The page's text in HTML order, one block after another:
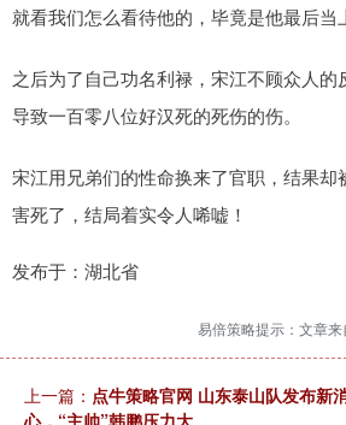
就看我们怎么看待他的，毕竟是他最后当
之后为了自己功名利禄，宋江不顾众人
导致一百零八位好汉死的死伤的伤。
宋江用兄弟们的性命换来了官职，结果却
害死了，结局着实令人唏嘘！
发布于：湖北省
易倍策略提示：文章来
上一篇： 点牛策略官网 山东泰山队发布新